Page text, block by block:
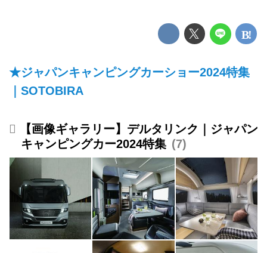
★ジャパンキャンピングカーショー2024特集
｜SOTOBIRA
【画像ギャラリー】デルタリンク｜ジャパン
キャンピングカー2024特集
7